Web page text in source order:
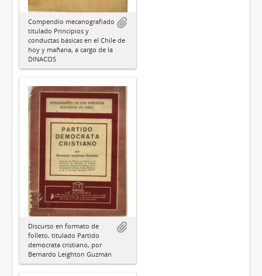
Compendio mecanografiado
titulado Principios y
conductas básicas en el Chile de
hoy y mañana, a cargo de la
DINACOS
Discurso en formato de
folleto, titulado Partido
demócrata cristiano, por
Bernardo Leighton Guzmán